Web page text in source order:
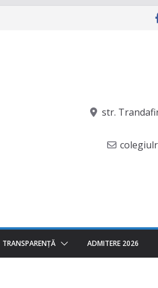
str.
TRANSPARENȚĂ ADMITERE 2026